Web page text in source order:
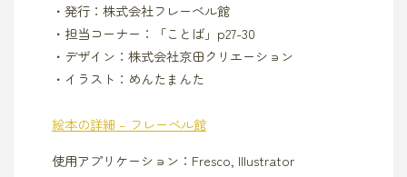
・発行：株式会社フレーベル館
・担当コーナー：「ことば」p27-30
・デザイン：株式会社京田クリエーション
・イラスト：めんたまんた
絵本の詳細 – フレーベル館
使用アプリケーション：Fresco, Illustrator